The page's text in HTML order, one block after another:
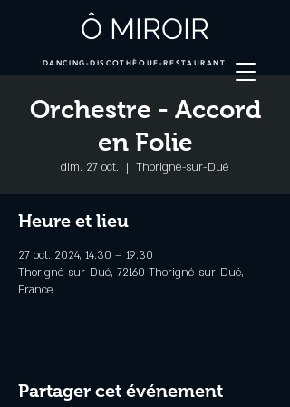
Ô MIROIR
DANCING-DISCOTHÈQUE-RESTAURANT
Orchestre - Accord
en Folie
dim. 27 oct.
  |
Thorigné-sur-Dué
Heure et lieu
27 oct. 2024, 14:30 – 19:30
Thorigné-sur-Dué, 72160 Thorigné-sur-Dué,
France
Partager cet événement